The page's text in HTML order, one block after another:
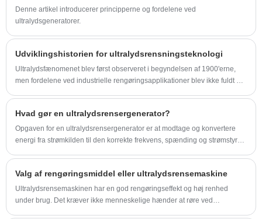
Denne artikel introducerer principperne og fordelene ved
ultralydsgeneratorer.
Udviklingshistorien for ultralydsrensningsteknologi
Ultralydsfænomenet blev først observeret i begyndelsen af ​​1900'erne,
men fordelene ved industrielle rengøringsapplikationer blev ikke fuldt ud
Hvad gør en ultralydsrensergenerator?
Opgaven for en ultralydsrensergenerator er at modtage og konvertere
energi fra strømkilden til den korrekte frekvens, spænding og strømstyrke.
Valg af rengøringsmiddel eller ultralydsrensemaskine
Ultralydsrensemaskinen har en god rengøringseffekt og høj renhed
under brug. Det kræver ikke menneskelige hænder at røre ved